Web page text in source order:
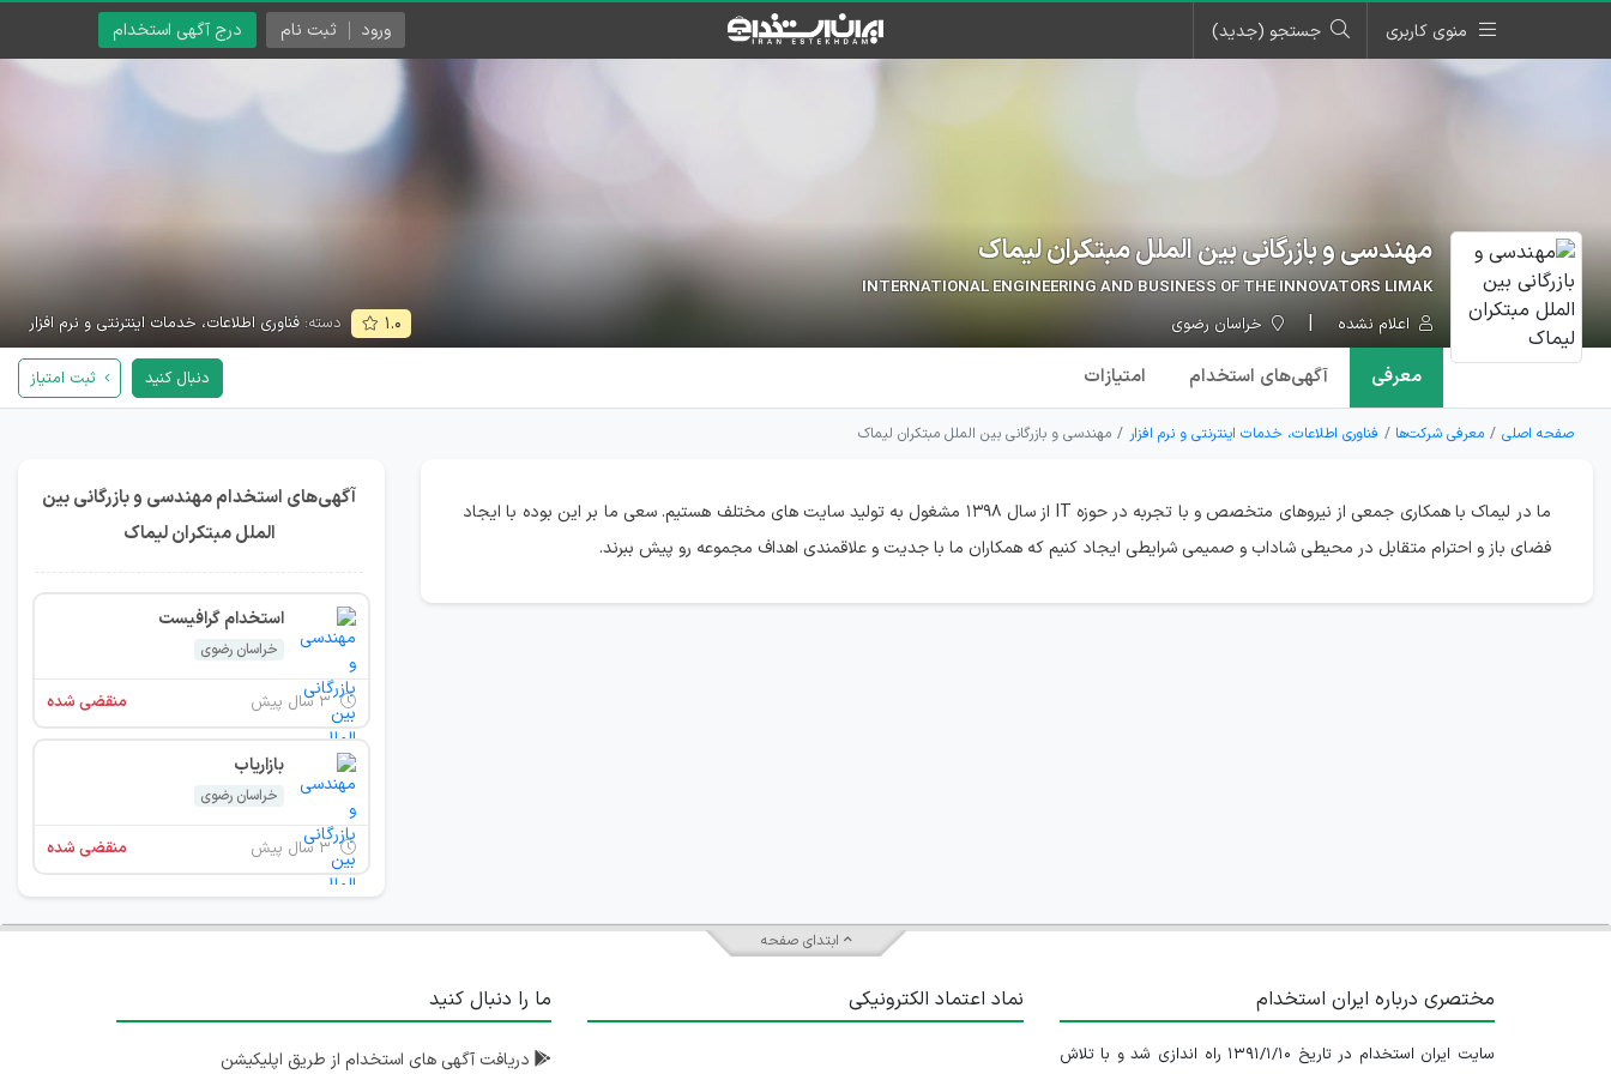
منوی کاربری جستجو (جدید) درج آگهی استخدام ورود ثبت نام
مهندسی و بازرگانی بین الملل مبتکران لیماک
INTERNATIONAL ENGINEERING AND BUSINESS OF THE INNOVATORS LIMAK
اعلام نشده
خراسان رضوی ۱.۰ دسته: فناوری اطلاعات، خدمات اینترنتی و نرم افزار
معرفی آگهی‌های استخدام امتیازات دنبال کنید ثبت امتیاز
صفحه اصلی معرفی شرکت‌ها فناوری اطلاعات، خدمات اینترنتی و نرم افزار مهندسی و بازرگانی بین الملل مبتکران لیماک
ما در لیماک با همکاری جمعی از نیروهای متخصص و با تجربه در حوزه IT از سال ۱۳۹۸ مشغول به تولید سایت های مختلف هستیم. سعی ما بر این بوده با ایجاد
فضای باز و احترام متقابل در محیطی شاداب و صمیمی شرایطی ایجاد کنیم که همکاران ما با جدیت و علاقمندی اهداف مجموعه رو پیش ببرند.
آگهی‌های استخدام مهندسی و بازرگانی بین
الملل مبتکران لیماک
استخدام گرافیست
خراسان رضوی
۳ سال پیش منقضی شده
بازاریاب
خراسان رضوی
۳ سال پیش منقضی شده
ابتدای صفحه
مختصری درباره ایران استخدام
سایت ایران استخدام در تاریخ ۱۳۹۱/۱/۱۰ راه اندازی شد و با تلاش
نماد اعتماد الکترونیکی ما را دنبال کنید
دریافت آگهی های استخدام از طریق اپلیکیشن